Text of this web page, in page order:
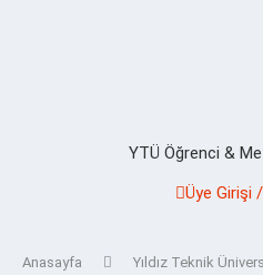
YTÜ Öğrenci &
Üye Girişi
Anasayfa
Yıldız Teknik